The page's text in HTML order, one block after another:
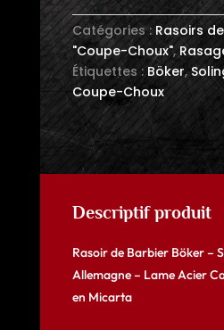
Catégories : Rasoirs
"Coupe-Choux",
Étiquettes :Böker,
Coupe-Choux
Descriptif produit
Rasoir de Barbier Böker –
Allemagne – Lame Acier
en Micarta